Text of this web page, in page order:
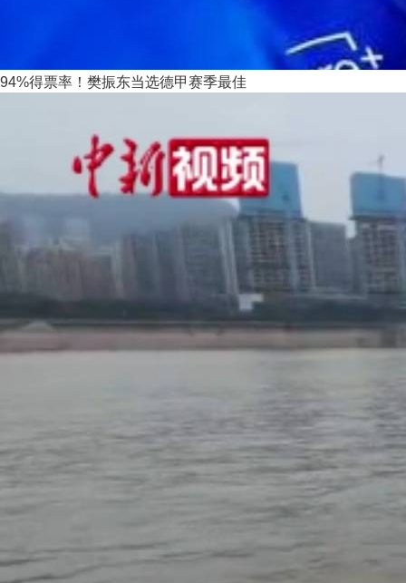
94%得票率！樊振东当选德甲赛季最佳